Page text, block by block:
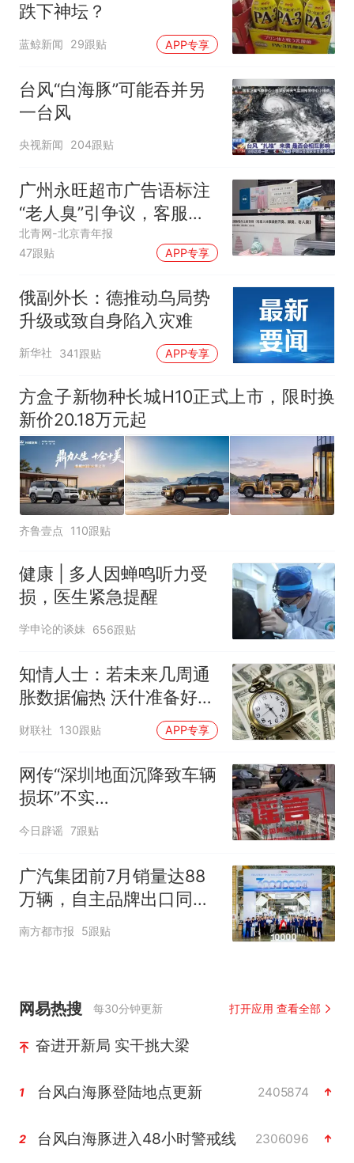
跌下神坛？
蓝鲸新闻 29跟贴 APP专享
台风“白海豚”可能吞并另
一台风
央视新闻 204跟贴
广州永旺超市广告语标注
“老人臭”引争议，客服回
应
北青网-北京青年报
47跟贴
APP专享
俄副外长：德推动乌局势
升级或致自身陷入灾难
新华社 341跟贴 APP专享
方盒子新物种长城H10正式上市，限时换
新价20.18万元起
齐鲁壹点 110跟贴
健康 | 多人因蝉鸣听力受
损，医生紧急提醒
学申论的谈妹 656跟贴
知情人士：若未来几周通
胀数据偏热 沃什准备好加
息
财联社 130跟贴 APP专享
网传“深圳地面沉降致车辆
损坏”不实
（2026·08·06）
今日辟谣 7跟贴
广汽集团前7月销量达88
万辆，自主品牌出口同比
增130%
南方都市报 5跟贴
网易热搜 每30分钟更新 打开应用 查看全部
奋进开新局 实干挑大梁
1 台风白海豚登陆地点更新 2405874
2 台风白海豚进入48小时警戒线 2306096